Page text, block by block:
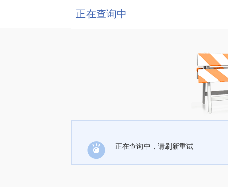
正在查询中
正在查询中，请刷新重试